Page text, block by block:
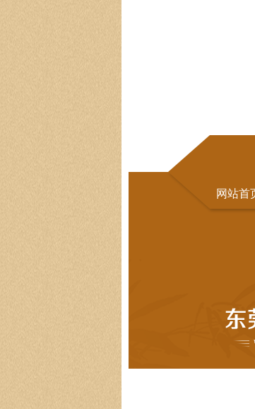
网站首